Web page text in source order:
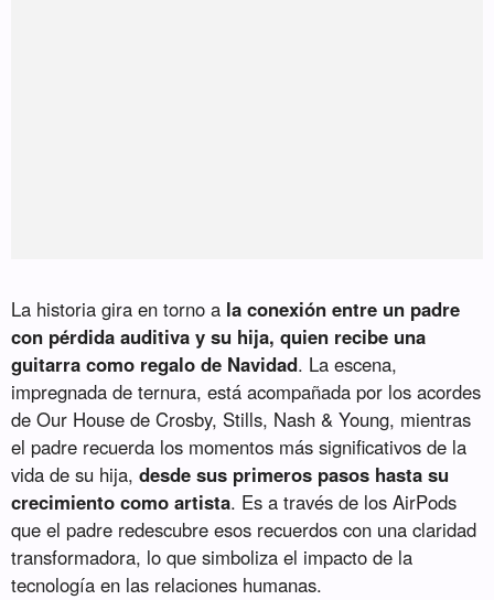
La historia gira en torno a la conexión entre un padre
con pérdida auditiva y su hija, quien recibe una
guitarra como regalo de Navidad. La escena,
impregnada de ternura, está acompañada por los acordes
de Our House de Crosby, Stills, Nash & Young, mientras
el padre recuerda los momentos más significativos de la
vida de su hija, desde sus primeros pasos hasta su
crecimiento como artista. Es a través de los AirPods
que el padre redescubre esos recuerdos con una claridad
transformadora, lo que simboliza el impacto de la
tecnología en las relaciones humanas.